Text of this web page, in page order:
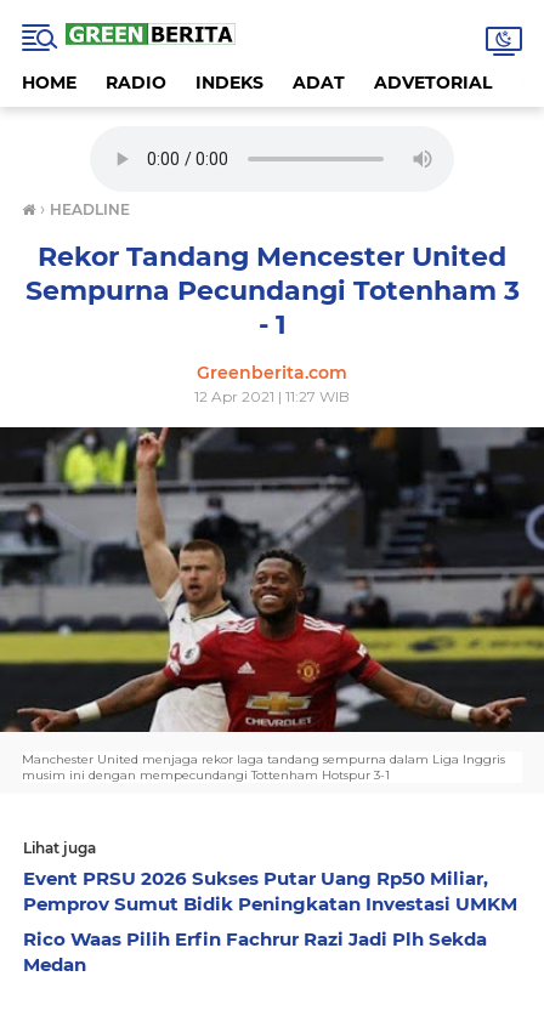
HOME RADIO INDEKS ADAT ADVETORIAL
› HEADLINE
Rekor Tandang Mencester United
Sempurna Pecundangi Totenham 3
- 1
Greenberita.com
12 Apr 2021 | 11:27 WIB
Manchester United menjaga rekor laga tandang sempurna dalam Liga Inggris
musim ini dengan mempecundangi Tottenham Hotspur 3-1
Lihat juga
Event PRSU 2026 Sukses Putar Uang Rp50 Miliar,
Pemprov Sumut Bidik Peningkatan Investasi UMKM
Rico Waas Pilih Erfin Fachrur Razi Jadi Plh Sekda
Medan